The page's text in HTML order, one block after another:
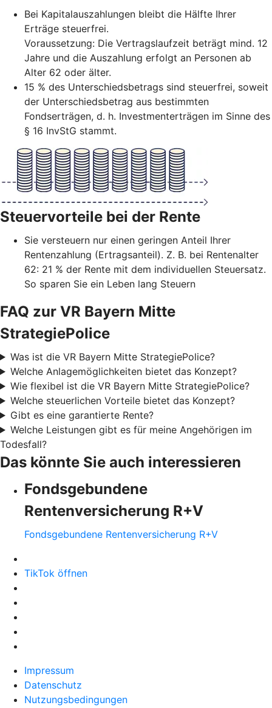
Bei Kapitalauszahlungen bleibt die Hälfte Ihrer
Erträge steuerfrei.
Voraussetzung: Die Vertragslaufzeit beträgt mind. 12
Jahre und die Auszahlung erfolgt an Personen ab
Alter 62 oder älter.
15 % des Unterschiedsbetrags sind steuerfrei, soweit
der Unterschiedsbetrag aus bestimmten
Fondserträgen, d. h. Investmenterträgen im Sinne des
§ 16 InvStG stammt.
Steuervorteile bei der Rente
Sie versteuern nur einen geringen Anteil Ihrer
Rentenzahlung (Ertragsanteil). Z. B. bei Rentenalter
62: 21 % der Rente mit dem individuellen Steuersatz.
So sparen Sie ein Leben lang Steuern
FAQ zur VR Bayern Mitte
StrategiePolice
Was ist die VR Bayern Mitte StrategiePolice?
Welche Anlagemöglichkeiten bietet das Konzept?
Wie flexibel ist die VR Bayern Mitte StrategiePolice?
Welche steuerlichen Vorteile bietet das Konzept?
Gibt es eine garantierte Rente?
Welche Leistungen gibt es für meine Angehörigen im
Todesfall?
Das könnte Sie auch interessieren
Fondsgebundene
Rentenversicherung R+V
Fondsgebundene Rentenversicherung R+V
TikTok öffnen
Impressum
Datenschutz
Nutzungsbedingungen